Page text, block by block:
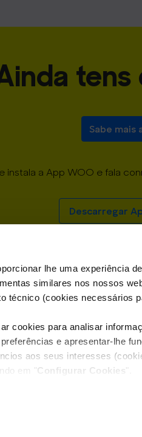
lhe uma experiência
similares nos nossos
técnico (cookies necessários
cookies para analisar
e apresentar-lhe
aos seus interesses
em " Configurar Cookies ".
tens
Sabe mais
instala a App WOO e fala
Descarregar